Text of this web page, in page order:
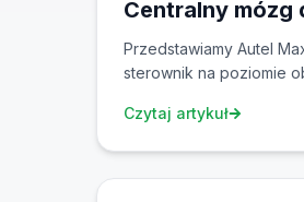
Centralny mózg
energią na
Przedstawiamy Autel
sterownik na poziomie
jednego punktu. Cztery
Czytaj artykuł